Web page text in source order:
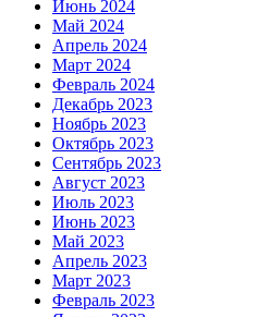
Июнь 2024
Май 2024
Апрель 2024
Март 2024
Февраль 2024
Декабрь 2023
Ноябрь 2023
Октябрь 2023
Сентябрь 2023
Август 2023
Июль 2023
Июнь 2023
Май 2023
Апрель 2023
Март 2023
Февраль 2023